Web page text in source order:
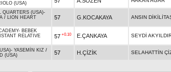
(USA)
QUARTERS (USA)-
/ LION HEART
57 G.KOCAKAYA ANSIN
- BEBEK
RELATIVE
57 +0.10 E.ÇANKAYA SEYDİ
- YASEMİN KIZ /
(USA)
57 H.ÇİZİK SELAHATTİN